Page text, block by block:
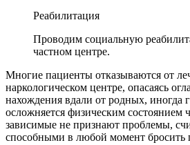
Реабилитация
Проводим социальную
частном центре.
Многие пациенты отказываются от
наркологическом центре, опасаясь
нахождения вдали от родных, иногда
осложняется физическим состоянием
зависимые не признают проблемы,
способными в любой момент бросить